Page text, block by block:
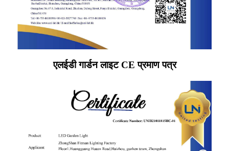
एलईडी गार्डन लाइट CE प्रमाण पत्र